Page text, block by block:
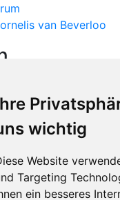
wichtig
Website
Targeting
ein besseres
van Beverloo